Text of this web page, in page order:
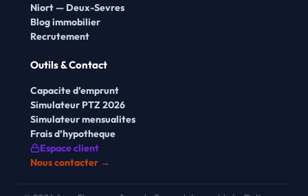
Niort — Deux-Sevres
Blog immobilier
Recrutement
Outils & Contact
Capacite d’emprunt
Simulateur PTZ 2026
Simulateur mensualites
Frais d’hypotheque
Espace client
Nous contacter →